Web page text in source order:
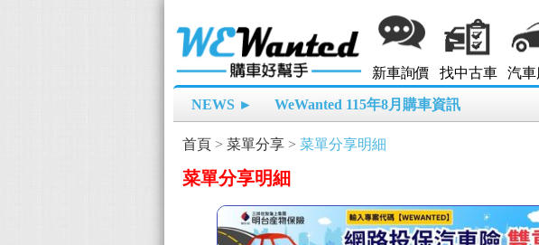
新車詢價 找中古車 汽車
NEWS ► WeWanted 115年8月購車資訊
首頁 > 菜單分享 > 菜單分享明細
菜單分享明細